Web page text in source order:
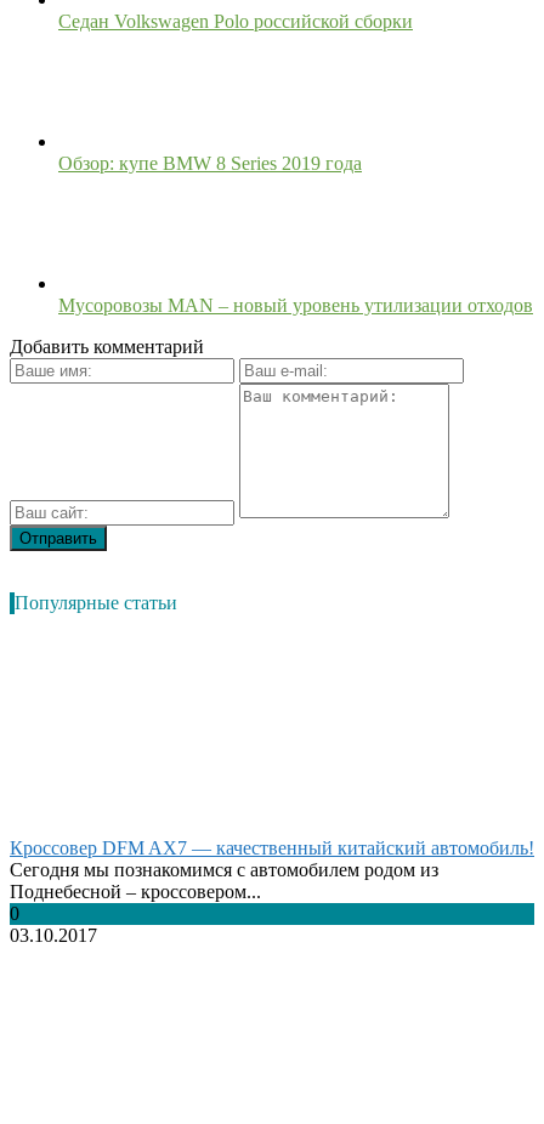
Седан Volkswagen Polo российской сборки
Обзор: купе BMW 8 Series 2019 года
Мусоровозы MAN – новый уровень утилизации отходов
Добавить комментарий
Популярные статьи
Кроссовер DFM AX7 — качественный китайский автомобиль!
Сегодня мы познакомимся с автомобилем родом из
Поднебесной – кроссовером...
0
03.10.2017